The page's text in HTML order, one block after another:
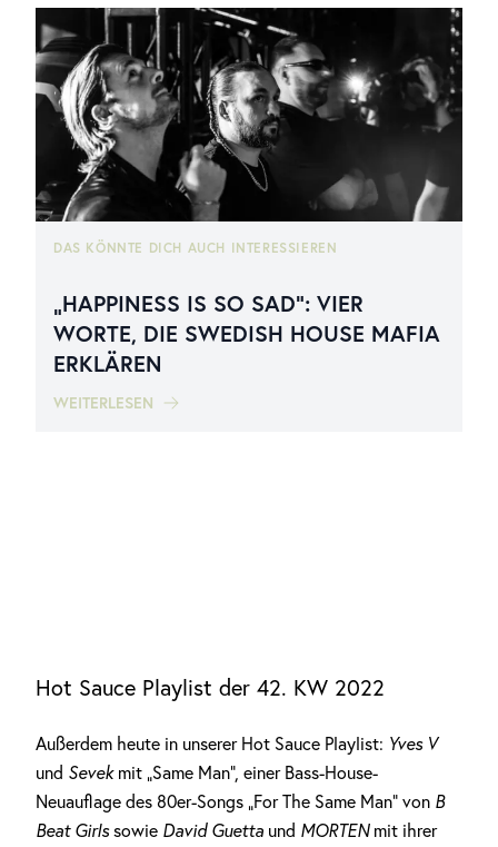
DAS KÖNNTE DICH AUCH INTERESSIEREN
„HAPPINESS IS SO SAD“: VIER
WORTE, DIE SWEDISH HOUSE MAFIA
ERKLÄREN
WEITERLESEN
Hot Sauce Playlist der 42. KW 2022
Außerdem heute in unserer Hot Sauce Playlist: Yves V
und Sevek mit „Same Man“, einer Bass-House-
Neuauflage des 80er-Songs „For The Same Man“ von B
Beat Girlssowie David Guetta und MORTEN mit ihrer